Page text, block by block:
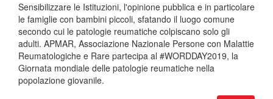
Sensibilizzare le Istituzioni, l'opinione pubblica e in particolare
le famiglie con bambini piccoli, sfatando il luogo comune
secondo cui le patologie reumatiche colpiscano solo gli
adulti. APMAR, Associazione Nazionale Persone con Malattie
Reumatologiche e Rare partecipa al #WORDDAY2019, la
Giornata mondiale delle patologie reumatiche nella
popolazione giovanile.